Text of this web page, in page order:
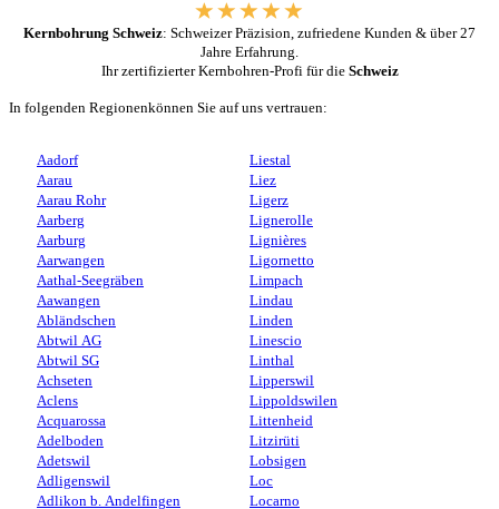
Kernbohrung Schweiz: Schweizer Präzision, zufriedene Kunden & über 27
Jahre Erfahrung.
Ihr zertifizierter Kernbohren-Profi für die Schweiz
In folgenden Regionenkönnen Sie auf uns vertrauen:
Aadorf
Aarau
Aarau Rohr
Aarberg
Aarburg
Aarwangen
Aathal-Seegräben
Aawangen
Abländschen
Abtwil AG
Abtwil SG
Achseten
Aclens
Acquarossa
Adelboden
Adetswil
Adligenswil
Adlikon b. Andelfingen
Liestal
Liez
Ligerz
Lignerolle
Lignières
Ligornetto
Limpach
Lindau
Linden
Linescio
Linthal
Lipperswil
Lippoldswilen
Littenheid
Litzirüti
Lobsigen
Loc
Locarno